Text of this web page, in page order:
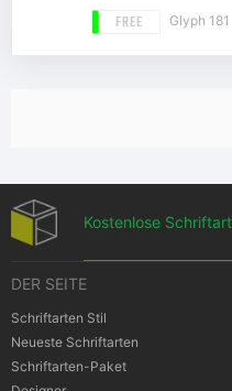
FREE Glyph 181
Kostenlose
Cookies
DER SEITE
Schriftarten Stil
Neueste Schriftarten
Schriftarten-Paket